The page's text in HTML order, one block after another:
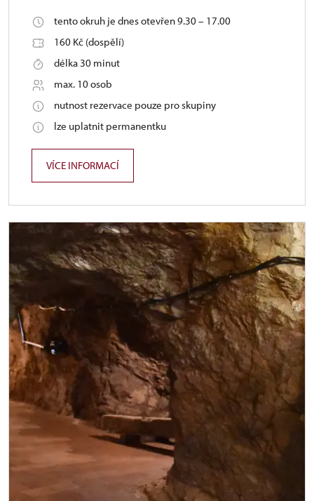
tento okruh je dnes otevřen 9.30 – 17.00
160 Kč (dospělí)
délka 30 minut
max. 10 osob
nutnost rezervace pouze pro skupiny
lze uplatnit permanentku
VÍCE INFORMACÍ